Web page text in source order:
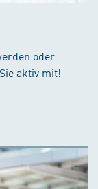
oder
aktiv mit!